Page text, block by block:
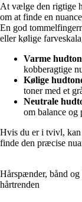
At vælge den rigtige
om at finde en
En god
eller kølige
Varme
kobberagtige
Kølige
toner med et
Neutrale
om balance og
Hvis du er i tvivl,
finde den præcise
Hårspænder, bånd og
hårtrenden